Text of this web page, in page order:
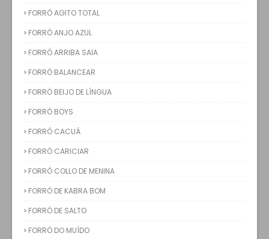
FORRÓ AGITO TOTAL
FORRÓ ANJO AZUL
FORRÓ ARRIBA SAIA
FORRÓ BALANCEAR
FORRÓ BEIJO DE LÍNGUA
FORRÓ BOYS
FORRÓ CACUÁ
FORRÓ CARICIAR
FORRÓ COLLO DE MENINA
FORRÓ DE KABRA BOM
FORRÓ DE SALTO
FORRÓ DO MUÍDO